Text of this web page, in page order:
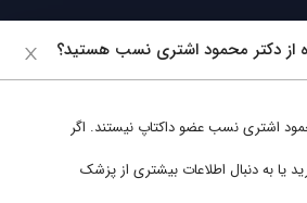
کنید
از دکتر محمود اشتری نسب هستید؟
اشتری نسبعضو داکتاپ نیستند. اگر
یا به دنبال اطلاعات بیشتری از پزشک